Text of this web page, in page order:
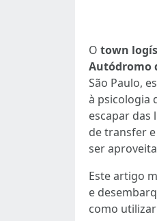
O town
Autódromo
São Paulo,
à psicologia
escapar das
de transfer
ser
Este artigo
e
como